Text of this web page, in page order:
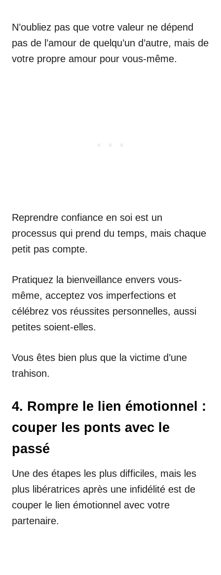
N’oubliez pas que votre valeur ne dépend
pas de l’amour de quelqu’un d’autre, mais de
votre propre amour pour vous-même.
Reprendre confiance en soi est un
processus qui prend du temps, mais chaque
petit pas compte.
Pratiquez la bienveillance envers vous-
même, acceptez vos imperfections et
célébrez vos réussites personnelles, aussi
petites soient-elles.
Vous êtes bien plus que la victime d’une
trahison.
4. Rompre le lien émotionnel :
couper les ponts avec le
passé
Une des étapes les plus difficiles, mais les
plus libératrices après une infidélité est de
couper le lien émotionnel avec votre
partenaire.